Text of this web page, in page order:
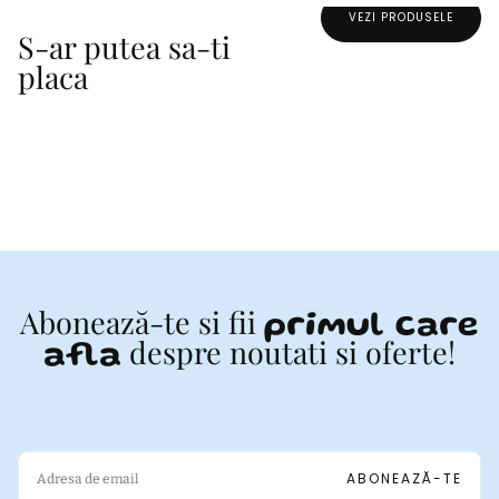
S-ar putea sa-ti
placa
VEZI PRODUSELE
Abonează-te si fiiprimul care
afla despre noutati si oferte!
EMAIL
ABONEAZĂ-TE